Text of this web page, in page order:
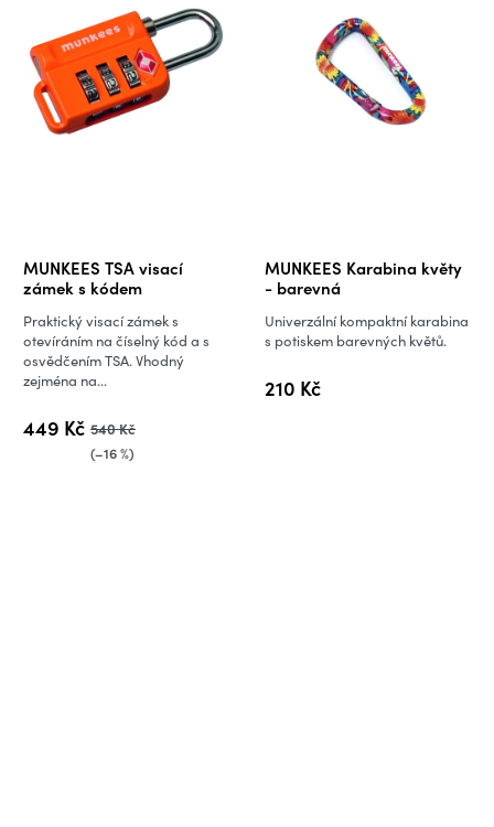
MUNKEES TSA visací
zámek s kódem
449 Kč 540 Kč
(–16 %)
Praktický visací zámek s
otevíráním na číselný kód a s
osvědčením TSA. Vhodný
zejména na...
MUNKEES Karabina květy
- barevná
210 Kč
Univerzální kompaktní karabina
s potiskem barevných květů.